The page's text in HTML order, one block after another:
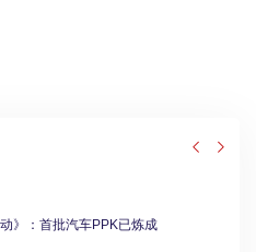
动》：首批汽车PPK已炼成